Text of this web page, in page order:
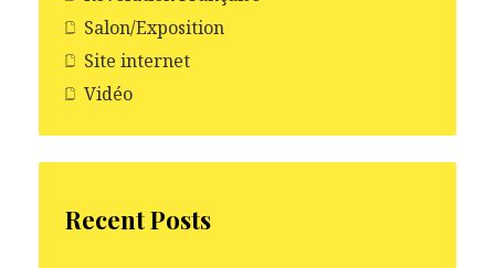
Salon/Exposition
Site internet
Vidéo
Recent Posts